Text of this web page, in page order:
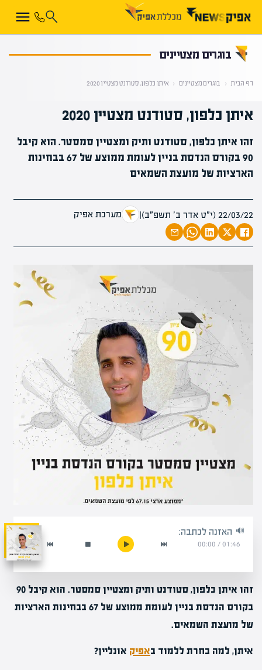
בוגרים מצטיינים
דף הבית ‹ בוגרים מצטיינים ‹ איתן כלפון, סטודנט מצטיין 2020
איתן כלפון, סטודנט מצטיין 2020
זהו איתן כלפון, סטודנט ותיק ומצטיין סמסטר. הוא קיבל
90 בקורס הנדסת בניין לעומת ממוצע של 67 בבחינות
הארציות של מועצת השמאים
22/03/22 (י״ט אדר ב׳ תשפ״ב) | מערכת אפיק
האזנה לכתבה:
01:46
/
00:00
זהו איתן כלפון, סטודנט ותיק ומצטיין סמסטר. הוא קיבל 90
בקורס הנדסת בניין לעומת ממוצע של 67 בבחינות הארציות
של מועצת השמאים.
איתן, למה בחרת ללמוד באפיק אונליין?